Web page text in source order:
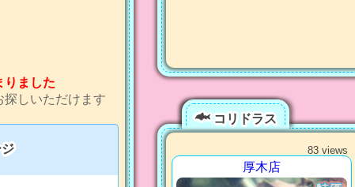
りました
しいただけます
コリドラス
83 views
厚木店